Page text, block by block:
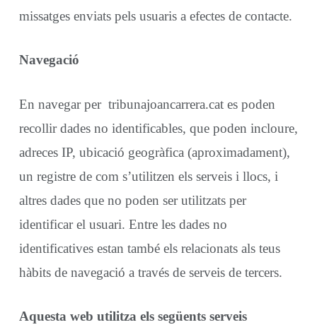
missatges enviats pels usuaris a efectes de contacte.
Navegació
En navegar per tribunajoancarrera.cat es poden
recollir dades no identificables, que poden incloure,
adreces IP, ubicació geogràfica (aproximadament),
un registre de com s’utilitzen els serveis i llocs, i
altres dades que no poden ser utilitzats per
identificar el usuari. Entre les dades no
identificatives estan també els relacionats als teus
hàbits de navegació a través de serveis de tercers.
Aquesta web utilitza els següents serveis